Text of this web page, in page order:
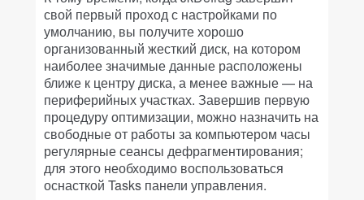
свой первый проход с настройками по
умолчанию, вы получите хорошо
организованный жесткий диск, на котором
наиболее значимые данные расположены
ближе к центру диска, а менее важные — на
периферийных участках. Завершив первую
процедуру оптимизации, можно назначить на
свободные от работы за компьютером часы
регулярные сеансы дефрагментирования;
для этого необходимо воспользоваться
оснасткой Tasks панели управления.